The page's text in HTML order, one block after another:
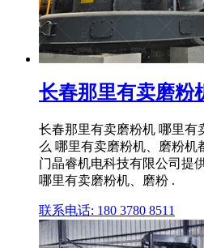
长春那里有卖磨粉
长春那里有卖磨粉机 哪里有
么 哪里有卖磨粉机、磨粉机
门晶睿机电科技有限公司提
哪里有卖磨粉机、磨粉 .
联系电话: 180 3780 8511